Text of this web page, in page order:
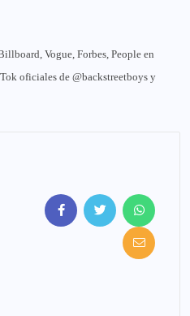
Vogue, Forbes, People en
oficiales de @backstreetboys y